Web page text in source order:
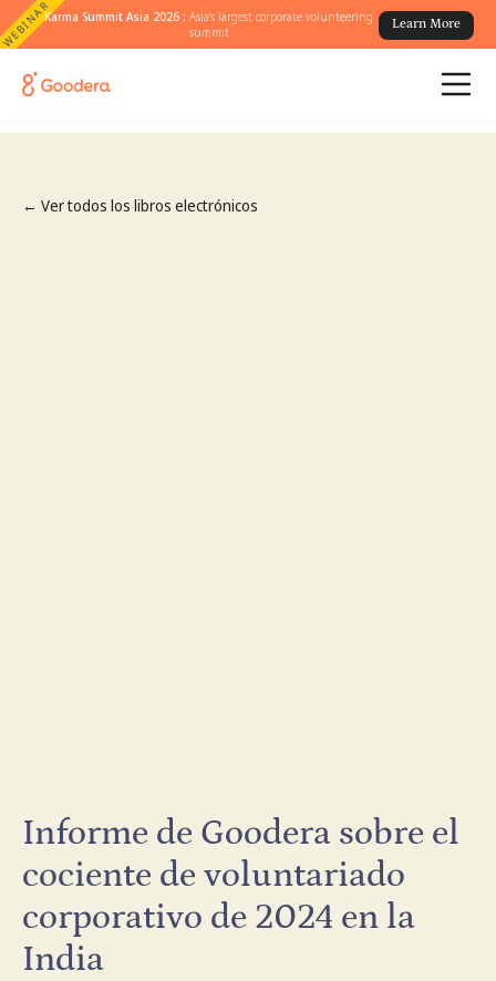
WEBINARKarma Summit Asia 2026 :Asia's largest corporate volunteering
summit
Learn More
← Ver todos los libros electrónicos
Informe de Goodera sobre el
cociente de voluntariado
corporativo de 2024 en la
India